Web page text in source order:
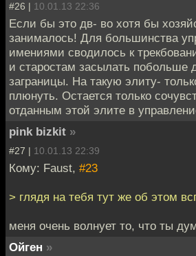
#26 | 10.01.13 22:36
Если бы это дв- во хотя бы
занималось! Для большинства
имениями сводилось к
и старостам засылать побольше
заграницы. На такую элиту-
плюнуть. Остается только
отданным этой элите в
pink bizkit »
#27 | 10.01.13 22:39
Кому: Faust, #23
> глядя на тебя тут же об этом
меня очень волнует то, что ты
Ойген »